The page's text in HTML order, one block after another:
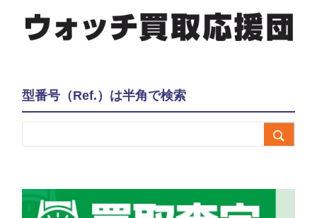
型番号（Ref.）は半角で検索
